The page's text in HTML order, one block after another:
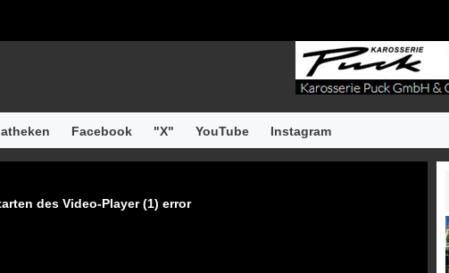
Facebook "X" YouTube Instagram
des Video-Player (1) error